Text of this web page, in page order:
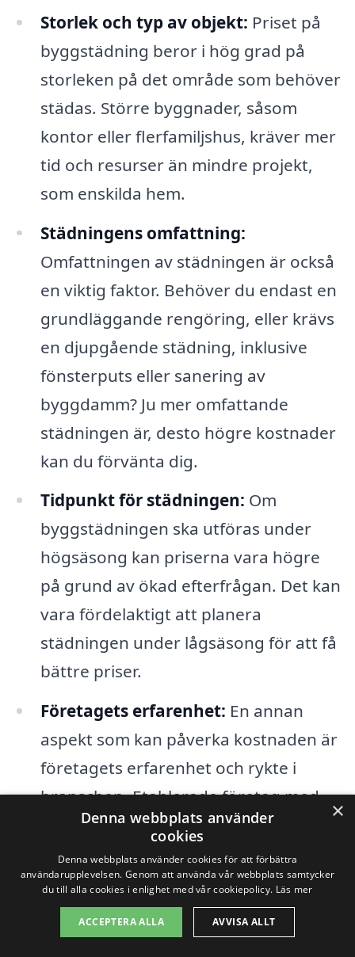
Storlek och typ av objekt: Priset på
byggstädning beror i hög grad på
storleken på det område som behöver
städas. Större byggnader, såsom
kontor eller flerfamiljshus, kräver mer
tid och resurser än mindre projekt,
som enskilda hem.
Städningens omfattning:
Omfattningen av städningen är också
en viktig faktor. Behöver du endast en
grundläggande rengöring, eller krävs
en djupgående städning, inklusive
fönsterputs eller sanering av
byggdamm? Ju mer omfattande
städningen är, desto högre kostnader
kan du förvänta dig.
Tidpunkt för städningen: Om
byggstädningen ska utföras under
högsäsong kan priserna vara högre
på grund av ökad efterfrågan. Det kan
vara fördelaktigt att planera
städningen under lågsäsong för att få
bättre priser.
Företagets erfarenhet: En annan
aspekt som kan påverka kostnaden är
företagets erfarenhet och rykte i
branschen. Etablerade företag med
goda referenser kan ta ut högre
priser, men de kan också erbjuda
högre kvalitet på tjänsterna.
Genom att förstå dessa faktorer kan du
×
Denna webbplats använder
cookies
Denna webbplats använder cookies för att förbättra
användarupplevelsen. Genom att använda vår webbplats samtycker
du till alla cookies i enlighet med vår cookiepolicy. Läs mer
ACCEPTERA ALLA AVVISA ALLT